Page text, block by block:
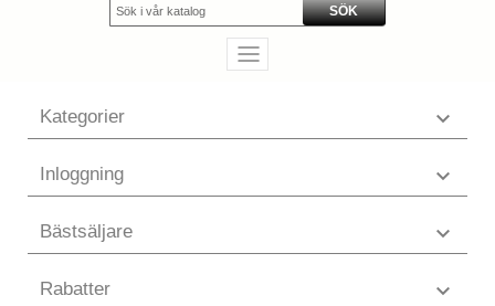
SÖK
Kategorier 
Inloggning 
Bästsäljare 
Rabatter 